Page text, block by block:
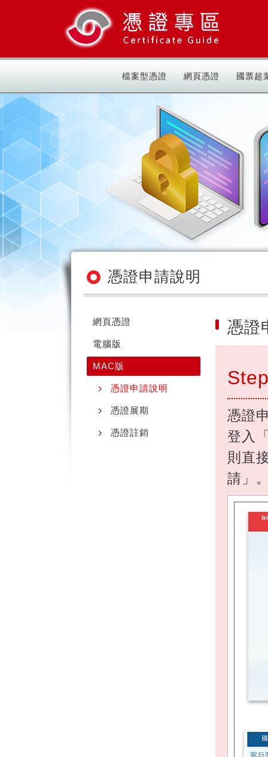
檔案型憑證 網頁憑證 國票超
憑證申請說明
網頁憑證
電腦版
MAC版
憑證申請說明
憑證展期
憑證註銷
憑證
憑證
登入
則直
請」